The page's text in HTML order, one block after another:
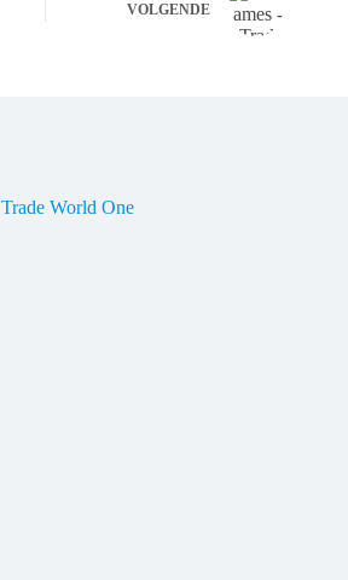
VOLGENDE